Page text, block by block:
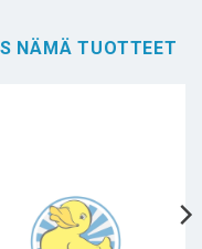
NÄMÄ TUOTTEET